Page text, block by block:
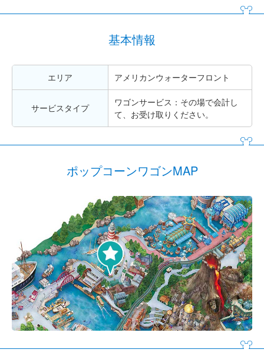
基本情報
エリア アメリカンウォーターフロント
サービスタイプ
ワゴンサービス：その場で会計し
て、お受け取りください。
ポップコーンワゴンMAP